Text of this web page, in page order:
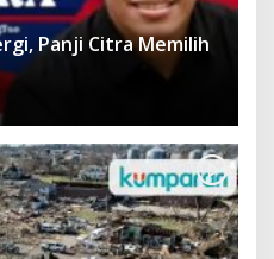
Panji Citra Memilih